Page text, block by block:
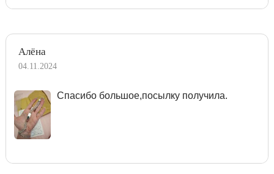
Алёна
04.11.2024
Спасибо большое,посылку получила.